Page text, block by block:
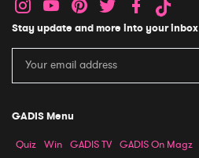
Stay update and more into your inbox
GADIS Menu
Quiz Win GADIS TV GADIS On Magz